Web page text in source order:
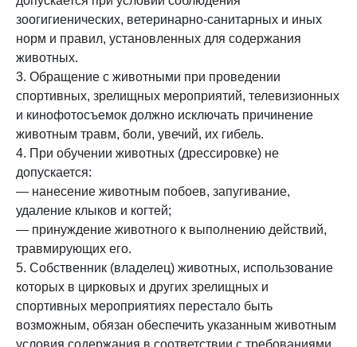
зоогигиенических, ветеринарно-санитарных и иных
норм и правил, установленных для содержания
животных.
3. Обращение с животными при проведении
спортивных, зрелищных мероприятий, телевизионных
и кинофотосъемок должно исключать причинение
животным травм, боли, увечий, их гибель.
4. При обучении животных (дрессировке) не
допускается:
— нанесение животным побоев, запугивание,
удаление клыков и когтей;
— принуждение животного к выполнению действий,
травмирующих его.
5. Собственник (владелец) животных, использование
которых в цирковых и других зрелищных и
спортивных мероприятиях перестало быть
возможным, обязан обеспечить указанным животным
условия содержания в соответствии с требованиями